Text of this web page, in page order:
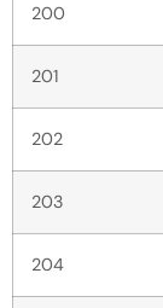
200
201
202
203
204